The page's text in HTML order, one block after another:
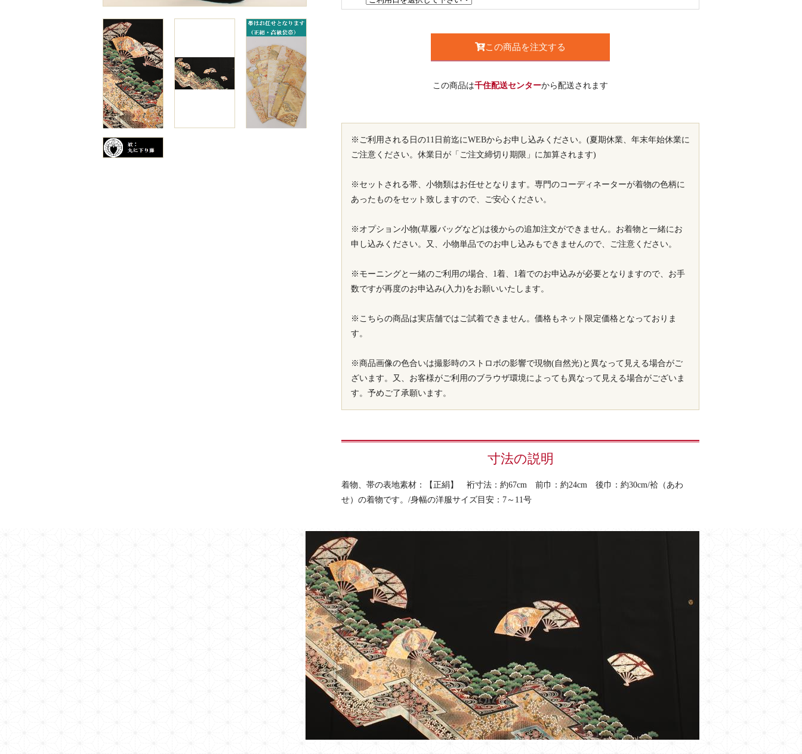
この商品を注文する
この商品は千住配送センターから配送されます
※ご利用される日の11日前迄にWEBからお申し込みください。(夏期休業、年末年始休業に
ご注意ください。休業日が「ご注文締切り期限」に加算されます)
※セットされる帯、小物類はお任せとなります。専門のコーディネーターが着物の色柄に
あったものをセット致しますので、ご安心ください。
※オプション小物(草履バッグなど)は後からの追加注文ができません。お着物と一緒にお
申し込みください。又、小物単品でのお申し込みもできませんので、ご注意ください。
※モーニングと一緒のご利用の場合、1着、1着でのお申込みが必要となりますので、お手
数ですが再度のお申込み(入力)をお願いいたします。
※こちらの商品は実店舗ではご試着できません。価格もネット限定価格となっておりま
す。
※商品画像の色合いは撮影時のストロボの影響で現物(自然光)と異なって見える場合がご
ざいます。又、お客様がご利用のブラウザ環境によっても異なって見える場合がございま
す。予めご了承願います。
寸法の説明
着物、帯の表地素材：【正絹】 裄寸法：約67cm 前巾：約24cm 後巾：約30cm/袷（あわ
せ）の着物です。/身幅の洋服サイズ目安：7～11号